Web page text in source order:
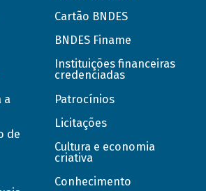
a
de
Cartão BNDES
BNDES Finame
Instituições financeiras
credenciadas
Patrocínios
Licitações
Cultura e economia
criativa
Conhecimento